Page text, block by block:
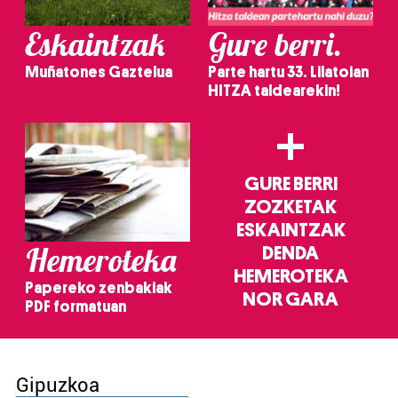
Eskaintzak
Muñatones Gaztelua
Gure berri.
Parte hartu 33. Lilatoian
HITZA taldearekin!
Hemeroteka
Papereko zenbakiak
PDF formatuan
+
GURE BERRI
ZOZKETAK
ESKAINTZAK
DENDA
HEMEROTEKA
NOR GARA
Gipuzkoa